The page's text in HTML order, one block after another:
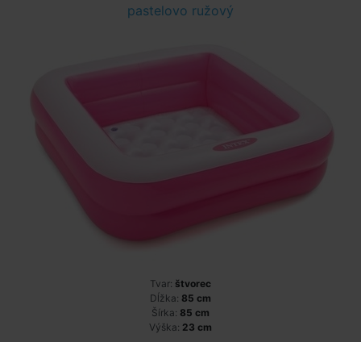
pastelovo ružový
Tvar: štvorec
Dĺžka: 85 cm
Šírka: 85 cm
Výška: 23 cm